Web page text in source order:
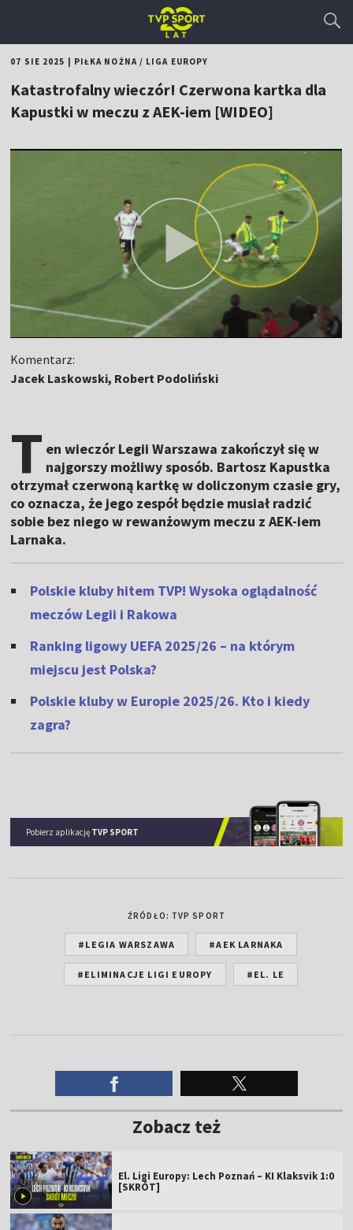
07 SIE 2025 PIŁKA NOŻNA/ LIGA EUROPY
Katastrofalny wieczór! Czerwona kartka dla
Kapustki w meczu z AEK-iem [WIDEO]
Komentarz:
Jacek Laskowski, Robert Podoliński
T en wieczór Legii Warszawa zakończył się w
najgorszy możliwy sposób. Bartosz Kapustka
otrzymał czerwoną kartkę w doliczonym czasie gry,
co oznacza, że jego zespół będzie musiał radzić
sobie bez niego w rewanżowym meczu z AEK-iem
Larnaka.
Polskie kluby hitem TVP! Wysoka oglądalność
meczów Legii i Rakowa
Ranking ligowy UEFA 2025/26 – na którym
miejscu jest Polska?
Polskie kluby w Europie 2025/26. Kto i kiedy
zagra?
Pobierz aplikację TVP SPORT
ŹRÓDŁO: TVP SPORT
#LEGIA WARSZAWA #AEK LARNAKA
#ELIMINACJE LIGI EUROPY #EL. LE
Zobacz też
El. Ligi Europy: Lech Poznań – KI Klaksvik 1:0
[SKRÓT]